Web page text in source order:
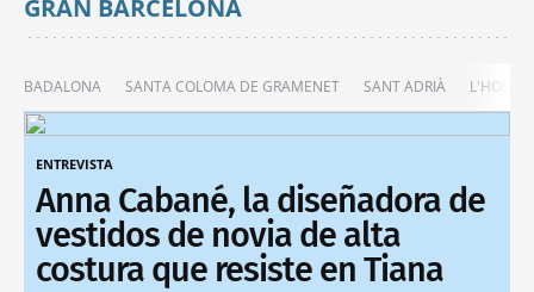
GRAN BARCELONA
BADALONA SANTA COLOMA DE GRAMENET SANT ADRIÀ
ENTREVISTA
Anna Cabané, la diseñadora de
vestidos de novia de alta
costura que resiste en Tiana